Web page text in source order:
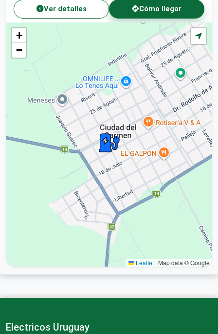
Ver detalles Cómo llegar
+
−
Leaflet | Map data © Google
Electricos Uruguay